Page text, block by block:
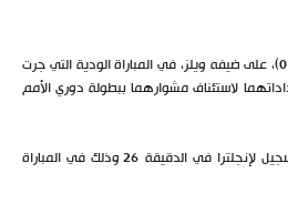
حقق منتخب إنجلترا فوزا كبيرا (3-0)، على ضيفه ويلز، في المباراة الودية التي جرت
لاستئناف مشوارهما ببطولة دوري الأمم
افتتح دومينيك كالفرت لوين التسجيل لإنجلترا في الدقيقة 26 وذلك في المباراة